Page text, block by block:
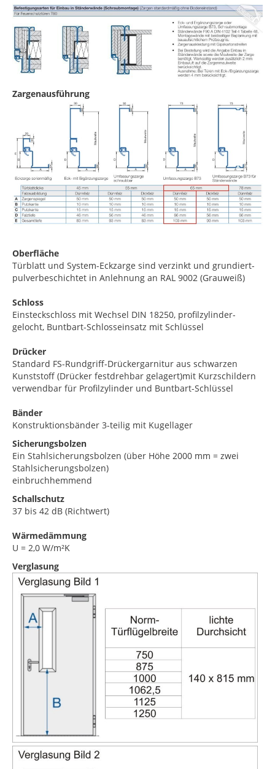
Zargenausführung
Oberfläche
Türblatt und System-Eckzarge sind verzinkt und grundiert-
pulverbeschichtet in Anlehnung an RAL 9002 (Grauweiß)
Schloss
Einsteckschloss mit Wechsel DIN 18250, profilzylinder-
gelocht, Buntbart-Schlosseinsatz mit Schlüssel
Drücker
Standard FS-Rundgriff-Drückergarnitur aus schwarzen
Kunststoff (Drücker festdrehbar gelagert)mit Kurzschildern
verwendbar für Profilzylinder und Buntbart-Schlüssel
Bänder
Konstruktionsbänder 3-teilig mit Kugellager
Sicherungsbolzen
Ein Stahlsicherungsbolzen (über Höhe 2000 mm = zwei
Stahlsicherungsbolzen)
einbruchhemmend
Schallschutz
37 bis 42 dB (Richtwert)
Wärmedämmung
U = 2,0 W/m²K
Verglasung